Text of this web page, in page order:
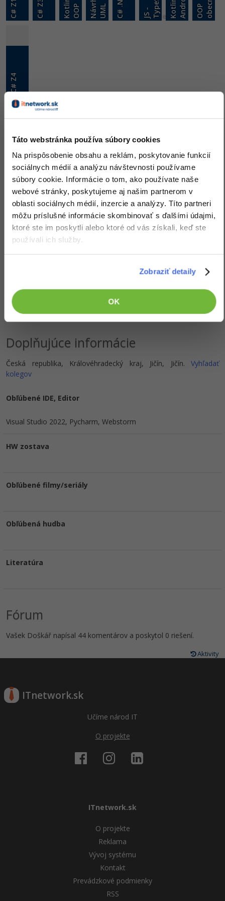
Táto webstránka používa súbory cookies
Na prispôsobenie obsahu a reklám, poskytovanie funkcií
sociálnych médií a analýzu návštevnosti používame
súbory cookie. Informácie o tom, ako používate naše
webové stránky, poskytujeme aj našim partnerom v
oblasti sociálnych médií, inzercie a analýzy. Títo partneri
môžu príslušné informácie skombinovať s ďalšími údajmi,
ktoré ste im poskytli alebo ktoré od vás získali, keď ste
používali ich služby.
Zobraziť detaily
OK
C# Z1 C# Z3 K
o
t l
i
n
-
O
O P N
á
v
r
h
-
U
M L J
S
-
T
y
p
e
S
c
r
i t K
o
t
l
i
n
A
n
d
r
o
i O
O
P
o
b
e
c
n ě
C# Z4
12007 Skúseností / overflow
Články
Tvorba vlastnej Arduino
knižnice - Dokončenie
V Arduino tutoriálu
vytvoríme jednoduchú
plnohodnotnú knižnicu pre
blikanie LED diódou,
zvýrazníme kľúčové slová
knižnice a pripojíme príklad
Ocenenie
Vašek Doškář zatiaľ nezískal žiadne ocenenie.
Doplňujúce informácie
Česká republika, Královéhradecký kraj, Jičín, Jičín. Vyhľadať
kolegov
Obľúbené IDE, Editor
Visual Studio 2022, Pycharm, Webstorm
HW zostava
Obľúbené filmy/seriály
Obľúbená hudba
Literatúra
Fórum
Vašek Doškář napísal 44 komentárov a poskytol 0 riešení.
Aktivity
ITnetwork.sk
Učíme národ IT
O projekte
ITnetwork.sk
O projekte
Reklama
Vývoj systému
Kontakt
Prevádzkové podmienky
RSS